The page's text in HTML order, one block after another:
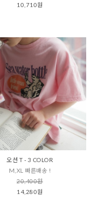
10,710원
오션 T - 3 COLOR
M,XL 빠른배송 !
20,400원
14,280원